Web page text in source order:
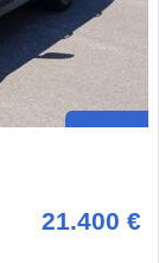
21.400 €